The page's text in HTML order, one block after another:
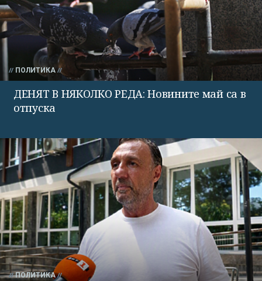
ПОЛИТИКА
ДЕНЯТ В НЯКОЛКО РЕДА: Новините май са в
отпуска
ПОЛИТИКА